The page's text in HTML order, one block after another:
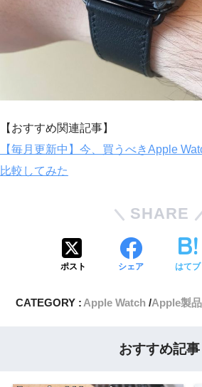
【おすすめ関連記事】
【毎月更新中】今、買うべきApple
比較してみた
SHARE
ポスト シェア はてブ
CATEGORY : Apple Watch Apple製品
おすすめ記事